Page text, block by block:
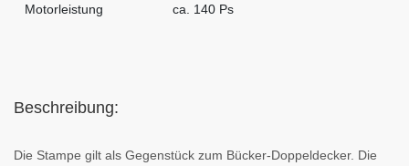
Motorleistung ca. 140 Ps
Beschreibung:
Die Stampe gilt als Gegenstück zum Bücker-Doppeldecker. Die